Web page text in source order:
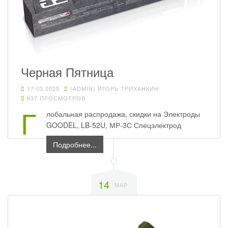
Черная Пятница
17.03.2025
(ADMIN) ИГОРЬ ТРИХАНКИН
937 ПРОСМОТРОВ
Г
лобальная распродажа, скидки на Электроды
GOODEL, LB-52U, МР-3С Спецэлектрод
Подробнее...
14 МАР